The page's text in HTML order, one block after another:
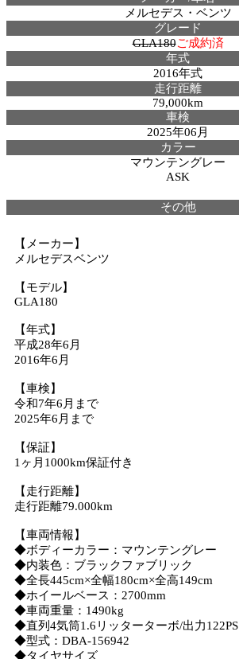
メルセデス・ベンツ
グレード
GLA180ご成約済
年式
2016年式
走行距離
79,000km
車検
2025年06月
カラー
マウンテングレー
ASK
その他
【メーカー】
メルセデスベンツ
【モデル】
GLA180
【年式】
平成28年6月
2016年6月
【車検】
令和7年6月まで
2025年6月まで
【保証】
1ヶ月1000km保証付き
【走行距離】
走行距離79.000km
【車両情報】
◆ボディーカラー：マウンテングレー
◆内装色：ブラックファブリック
◆全長445cm×全幅180cm×全高149cm
◆ホイールベース：2700mm
◆車両重量：1490kg
◆直列4気筒1.6リッターターボ/出力122PS
◆型式：DBA-156942
◆タイヤサイズ